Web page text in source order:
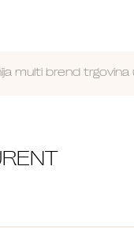
multi brend trgovina